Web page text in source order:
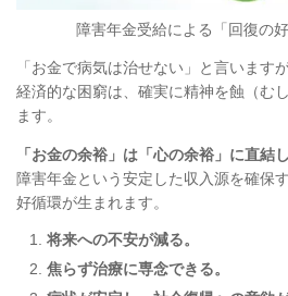
障害年金受給による「回復の
「お金で病気は治せない」と言います
経済的な困窮は、確実に精神を蝕（む
ます。
「お金の余裕」は「心の余裕」に直結し
障害年金という安定した収入源を確保
好循環が生まれます。
将来への不安が減る。
焦らず治療に専念できる。